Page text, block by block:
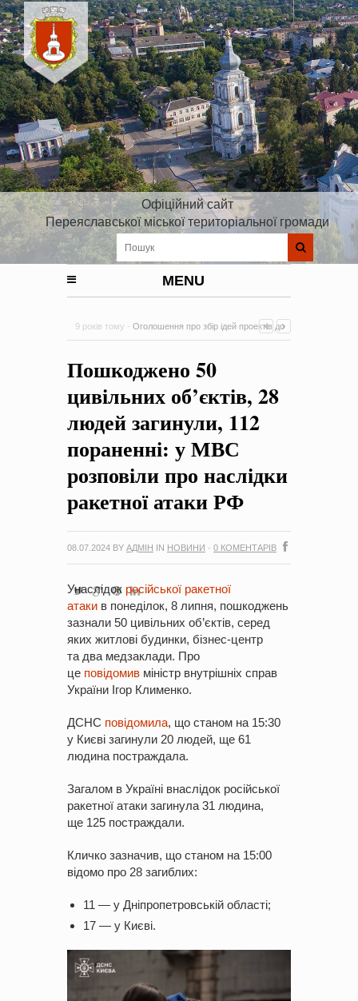
Офіційний сайт
Переяславської міської територіальної громади
MENU
9 років тому - Оголошення про збір ідей проектів до
на період 2018 – 2020 роки Оголошення про збір ідей
0 Коментарів
Пошкоджено 50
цивільних об’єктів, 28
людей загинули, 112
пораненні: у МВС
розповіли про наслідки
ракетної атаки РФ
08.07.2024 BY АДМІН IN НОВИНИ · 0 КОМЕНТАРІВ
Унаслідок російської ракетної
атаки в понеділок, 8 липня, пошкоджень
зазнали 50 цивільних об’єктів, серед
яких житлові будинки, бізнес-центр
та два медзаклади. Про
це повідомив міністр внутрішніх справ
України Ігор Клименко.
ДСНС повідомила, що станом на 15:30
у Києві загинули 20 людей, ще 61
людина постраждала.
Загалом в Україні внаслідок російської
ракетної атаки загинула 31 людина,
ще 125 постраждали.
Кличко зазначив, що станом на 15:00
відомо про 28 загиблих:
11 — у Дніпропетровській області;
17 — у Києві.